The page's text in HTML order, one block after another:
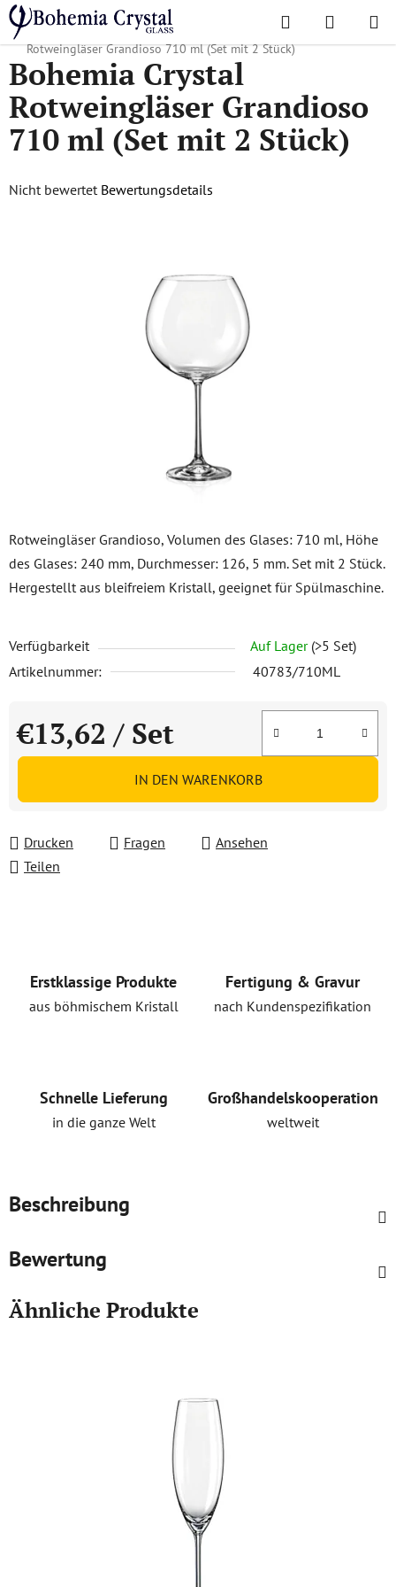
Zum
Inhalt
springen
Suchen
Startseite
/ Lieblingskollektionen /
Bohemia Crystal
Rotweingläser Grandioso 710 ml (Set mit 2 Stück)
Rotweingläser Grandioso, Volumen des Glases: 710 ml, Höhe
des Glases: 240 mm, Durchmesser: 126, 5 mm. Set mit 2 Stück.
Hergestellt aus bleifreiem Kristall, geeignet für Spülmaschine.
Verfügbarkeit Auf Lager (>5 Set)
Artikelnummer:
40783/710ML
€13,62 / Set
Verkaufspreis:
IN DEN WARENKORB
Drucken Fragen
Ansehen
Teilen
Bohemia Crystal
Rotweingläser Grandioso
710 ml (Set mit 2 Stück)
Die
Nicht bewertet Bewertungsdetails
Erstklassige Produkte
aus böhmischem Kristall
Fertigung & Gravur
nach Kundenspezifikation
Schnelle Lieferung
in die ganze Welt
Großhandelskooperation
weltweit
Beschreibung
Bewertung
Ähnliche Produkte